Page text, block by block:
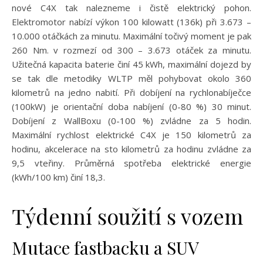
nové C4X tak nalezneme i čistě elektrický pohon.
Elektromotor nabízí výkon 100 kilowatt (136k) při 3.673 –
10.000 otáčkách za minutu. Maximální točivý moment je pak
260 Nm. v rozmezí od 300 – 3.673 otáček za minutu.
Užitečná kapacita baterie činí 45 kWh, maximální dojezd by
se tak dle metodiky WLTP měl pohybovat okolo 360
kilometrů na jedno nabití. Při dobíjení na rychlonabíječce
(100kW) je orientační doba nabíjení (0-80 %) 30 minut.
Dobíjení z WallBoxu (0-100 %) zvládne za 5 hodin.
Maximální rychlost elektrické C4X je 150 kilometrů za
hodinu, akcelerace na sto kilometrů za hodinu zvládne za
9,5 vteřiny. Průměrná spotřeba elektrické energie
(kWh/100 km) činí 18,3.
Týdenní soužití s vozem
Mutace fastbacku a SUV